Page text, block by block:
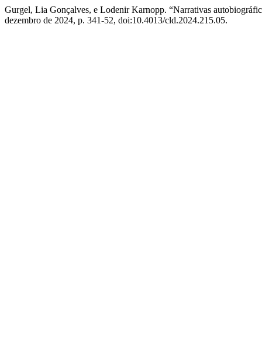
Gurgel, Lia Gonçalves, e Lodenir Karnopp. “Narrativas
dezembro de 2024, p. 341-52, doi:10.4013/cld.2024.215.05.